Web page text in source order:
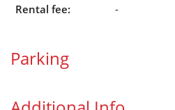
Rental fee: -
Parking